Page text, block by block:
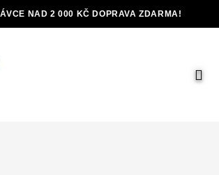
NAD 2 000 KČ DOPRAVA ZDARMA!